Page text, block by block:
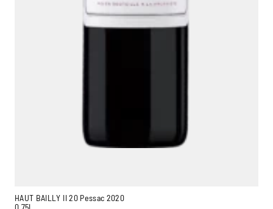
HAUT BAILLY II 20 Pessac 2020
0,75L